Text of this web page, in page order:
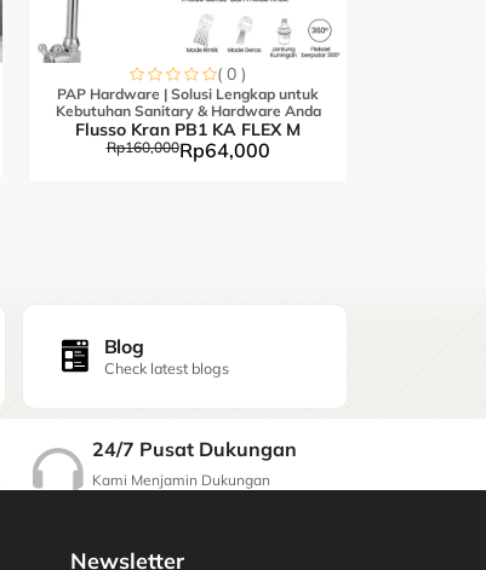
( 0 )
PAP Hardware | Solusi Lengkap untuk
Kebutuhan Sanitary & Hardware Anda
Flusso Kran PB1 KA FLEX M
Rp160,000Rp64,000
Blog
Check latest blogs
24/7 Pusat Dukungan
Kami Menjamin Dukungan
Newsletter